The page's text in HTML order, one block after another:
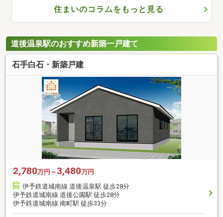
住まいのコラムをもっと見る
道後温泉駅のおすすめ新築一戸建て
石手白石・新築戸建
2,780万円～ 3,480万円
伊予鉄道城南線 道後温泉駅 徒歩28分
伊予鉄道城南線 道後公園駅 徒歩28分
伊予鉄道城南線 南町駅 徒歩33分